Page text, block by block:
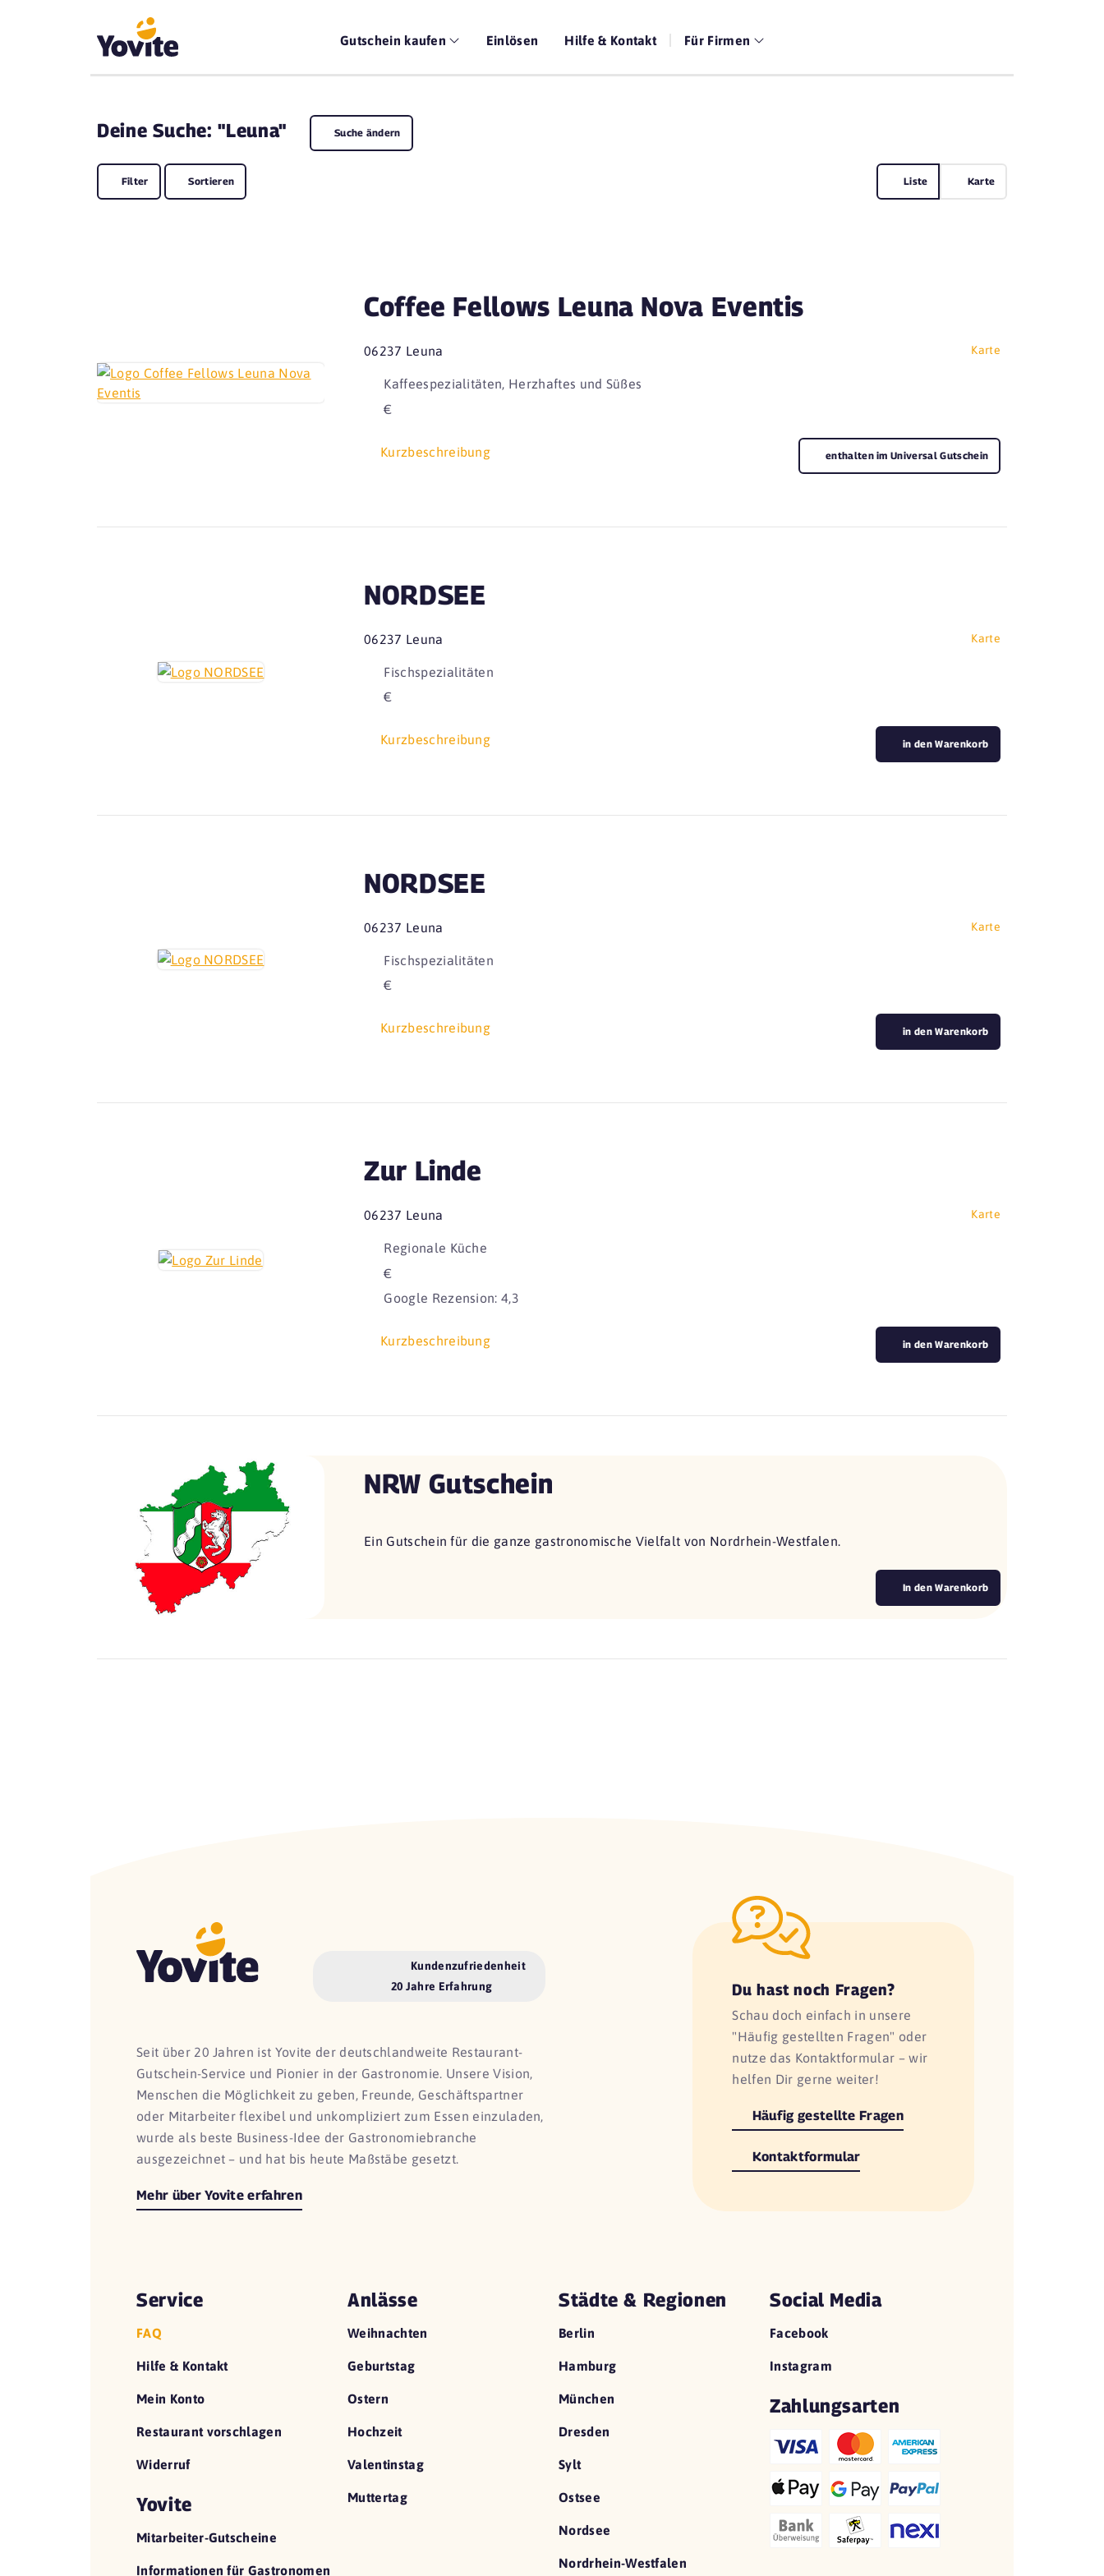
Gutschein kaufen Einlösen Hilfe & Kontakt Für Firmen
Deine Suche: "Leuna" Suche ändern
Filter Sortieren Liste Karte
Coffee Fellows Leuna Nova Eventis
06237 Leuna Karte
Kaffeespezialitäten, Herzhaftes und Süßes
€
Kurzbeschreibung enthalten im Universal Gutschein
NORDSEE
06237 Leuna Karte
Fischspezialitäten
€
Kurzbeschreibung in den Warenkorb
NORDSEE
06237 Leuna Karte
Fischspezialitäten
€
Kurzbeschreibung in den Warenkorb
Zur Linde
06237 Leuna Karte
Regionale Küche
€
Google Rezension: 4,3
Kurzbeschreibung in den Warenkorb
NRW Gutschein
Ein Gutschein für die ganze gastronomische Vielfalt von Nordrhein-Westfalen.
In den Warenkorb
Kundenzufriedenheit
20 Jahre Erfahrung
Seit über 20 Jahren ist Yovite der deutschlandweite Restaurant-
Gutschein-Service und Pionier in der Gastronomie. Unsere Vision,
Menschen die Möglichkeit zu geben, Freunde, Geschäftspartner
oder Mitarbeiter flexibel und unkompliziert zum Essen einzuladen,
wurde als beste Business-Idee der Gastronomiebranche
ausgezeichnet – und hat bis heute Maßstäbe gesetzt.
Mehr über Yovite erfahren
Du hast noch Fragen?
Schau doch einfach in unsere
"Häufig gestellten Fragen" oder
nutze das Kontaktformular – wir
helfen Dir gerne weiter!
Häufig gestellte Fragen
Kontaktformular
Service
FAQ
Hilfe & Kontakt
Mein Konto
Restaurant vorschlagen
Widerruf
Yovite
Mitarbeiter-Gutscheine
Informationen für Gastronomen
Anlässe
Weihnachten
Geburtstag
Ostern
Hochzeit
Valentinstag
Muttertag
Städte & Regionen
Berlin
Hamburg
München
Dresden
Sylt
Ostsee
Nordsee
Nordrhein-Westfalen
Social Media
Facebook
Instagram
Zahlungsarten